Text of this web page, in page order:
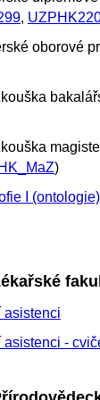
,
oborové
)
I (ontologie)
asistenci
asistenci -